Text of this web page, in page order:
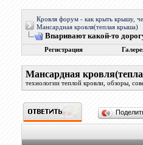
Кровля форум - как крыть крышу,
Мансардная кровля(теплая крыша)
Впаривают какой-то
Регистрация
Мансардная
технологии теплой кровли, обзоры,